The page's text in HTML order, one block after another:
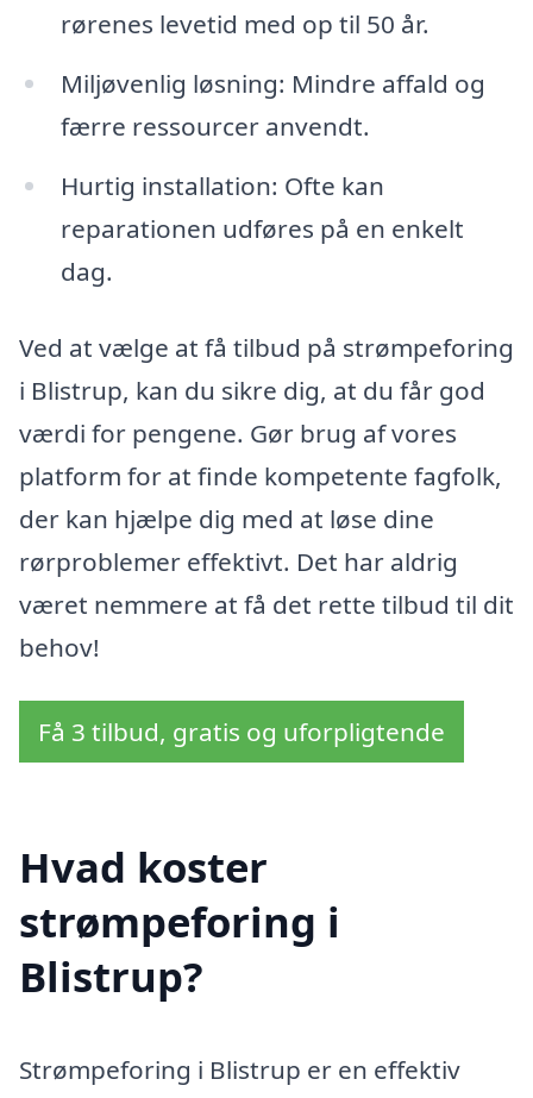
rørenes levetid med op til 50 år.
Miljøvenlig løsning: Mindre affald og
færre ressourcer anvendt.
Hurtig installation: Ofte kan
reparationen udføres på en enkelt
dag.
Ved at vælge at få tilbud på strømpeforing
i Blistrup, kan du sikre dig, at du får god
værdi for pengene. Gør brug af vores
platform for at finde kompetente fagfolk,
der kan hjælpe dig med at løse dine
rørproblemer effektivt. Det har aldrig
været nemmere at få det rette tilbud til dit
behov!
Få 3 tilbud, gratis og uforpligtende
Hvad koster
strømpeforing i
Blistrup?
Strømpeforing i Blistrup er en effektiv